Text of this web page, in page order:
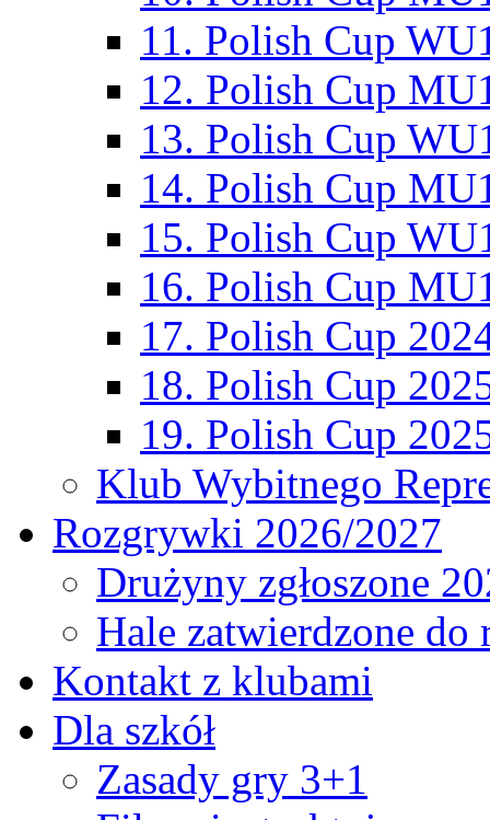
11. Polish Cup
12. Polish Cup
13. Polish Cup
14. Polish Cup
15. Polish Cup
16. Polish Cup
17. Polish Cup
18. Polish Cup
19. Polish Cup
Klub Wybitnego
Rozgrywki 2026/2027
Drużyny zgłoszone
Hale zatwierdzone
Kontakt z klubami
Dla szkół
Zasady gry 3+1